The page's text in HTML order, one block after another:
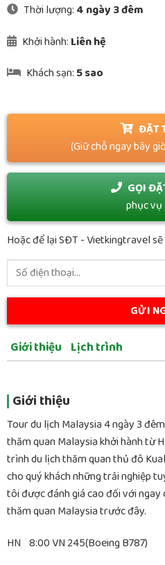
Thời lượng: 4 ngày 3 đêm
Khởi hành: Liên hệ
Khách sạn: 5 sao
ĐẶT
(Giữ chỗ ngay bây
GỌI
phục
Hoặc để lại SĐT - Vietkingtravel
Giới thiệu Lịch trình
Giới thiệu
Tour du lịch Malaysia 4 ngày 3
thăm quan Malaysia khởi hành từ
trình du lịch thăm quan thủ đô
cho quý khách những trải nghiệp
tôi được đánh giá cao đối với ngay
thăm quan Malaysia trước đây.
HN 8:00 VN 245(Boeing B787)